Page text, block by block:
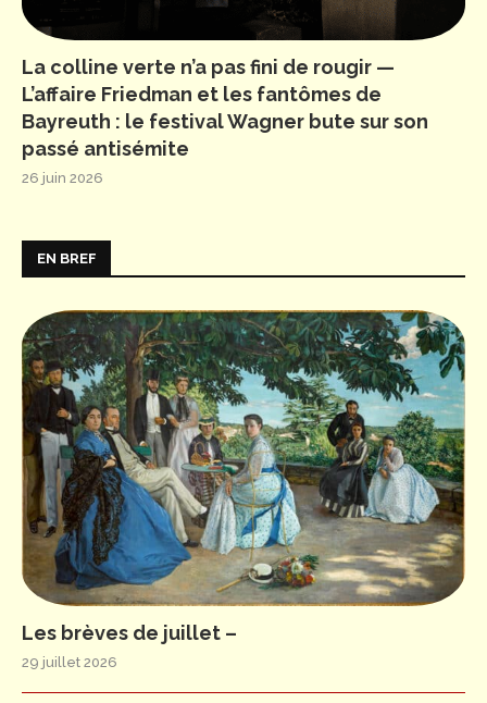
La colline verte n’a pas fini de rougir —
L’affaire Friedman et les fantômes de
Bayreuth : le festival Wagner bute sur son
passé antisémite
26 juin 2026
EN BREF
Les brèves de juillet –
29 juillet 2026